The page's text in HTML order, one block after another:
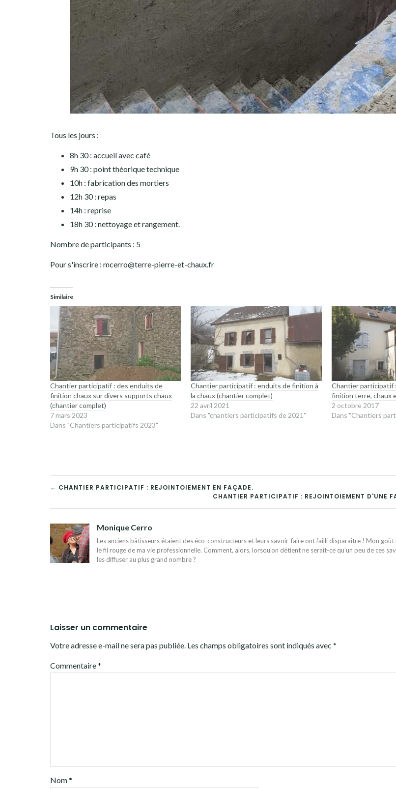
Tous les jours :
8h 30 : accueil avec café
9h 30 : point théorique technique
10h : fabrication des mortiers
12h 30 : repas
14h : reprise
18h 30 : nettoyage et rangement.
Nombre de participants : 5
Pour s'inscrire : mcerro@terre-pierre-et-chaux.fr
Similaire
Chantier participatif : des enduits de
finition chaux sur divers supports chaux
(chantier complet)
7 mars 2023
Dans "Chantiers participatifs 2023"
Chantier participatif : enduits de finition à
la chaux (chantier complet)
22 avril 2021
Dans "chantiers participatifs de 2021"
Chantier participatif
finition terre, chaux
2 octobre 2017
Dans "Chantiers
NAVIGATION
DE
L’ARTICLE
← CHANTIER PARTICIPATIF : REJOINTOIEMENT EN FAÇADE.
CHANTIER PARTICIPATIF : REJOINTOIEMENT D'UNE
Monique Cerro
Les anciens bâtisseurs étaient des éco-constructeurs et leurs savoir-faire ont failli disparaître ! Mon
le fil rouge de ma vie professionnelle. Comment, alors, lorsqu’on détient ne serait-ce qu’un peu de ces
les diffuser au plus grand nombre ?
Laisser un commentaire
Votre adresse e-mail ne sera pas publiée. Les champs obligatoires sont indiqués avec *
Commentaire*
Nom*